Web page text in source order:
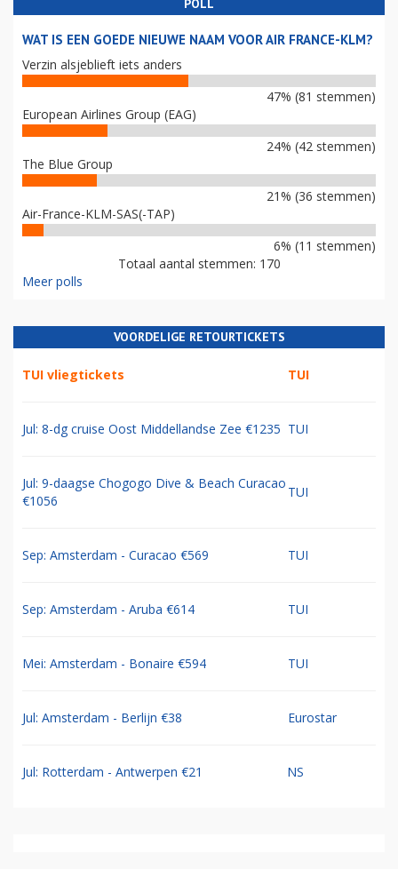
POLL
WAT IS EEN GOEDE NIEUWE NAAM VOOR AIR FRANCE-KLM?
Verzin alsjeblieft iets anders
47% (81 stemmen)
European Airlines Group (EAG)
24% (42 stemmen)
The Blue Group
21% (36 stemmen)
Air-France-KLM-SAS(-TAP)
6% (11 stemmen)
Totaal aantal stemmen: 170
Meer polls
VOORDELIGE RETOURTICKETS
TUI vliegtickets TUI
Jul: 8-dg cruise Oost Middellandse Zee €1235 TUI
Jul: 9-daagse Chogogo Dive & Beach Curacao
€1056
TUI
Sep: Amsterdam - Curacao €569 TUI
Sep: Amsterdam - Aruba €614 TUI
Mei: Amsterdam - Bonaire €594 TUI
Jul: Amsterdam - Berlijn €38 Eurostar
Jul: Rotterdam - Antwerpen €21 NS